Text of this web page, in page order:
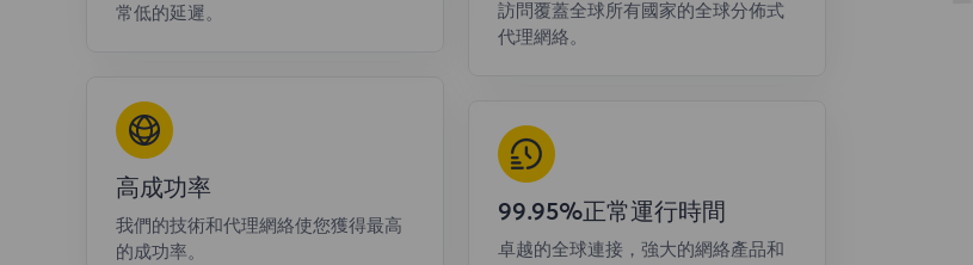
常低的延遲。
高成功率
我們的技術和代理網絡使您獲得最高
的成功率。
訪問覆蓋全球所有國家的全球分佈式
代理網絡。
99.95%正常運行時間
卓越的全球連接，強大的網絡產品和